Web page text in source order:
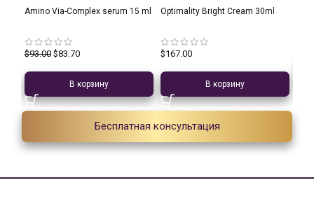
10%
Amino Via-Complex serum 15 ml
$93.00 $83.70
В корзину
Optimality Bright Cream 30ml
$167.00
В корзину
Бесплатная консультация